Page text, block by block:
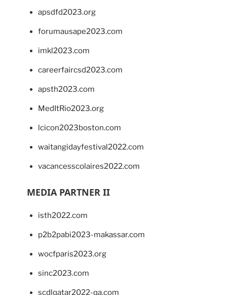
apsdfd2023.org
forumausape2023.com
imkl2023.com
careerfaircsd2023.com
apsth2023.com
MedItRio2023.org
lcicon2023boston.com
waitangidayfestival2022.com
vacancesscolaires2022.com
MEDIA PARTNER II
isth2022.com
p2b2pabi2023-makassar.com
wocfparis2023.org
sinc2023.com
scdlqatar2022-qa.com